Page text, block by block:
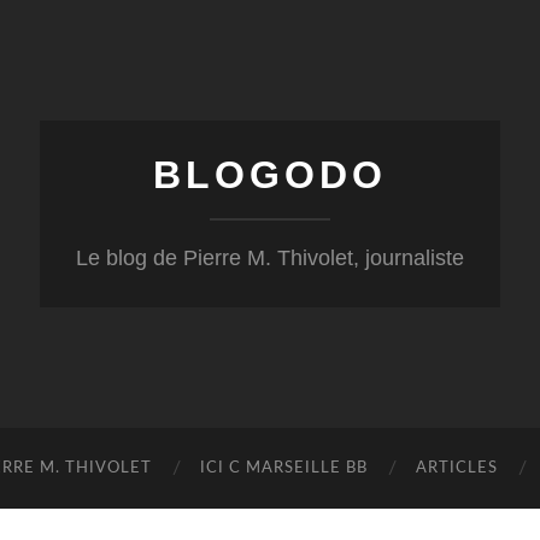
BLOGODO
Le blog de Pierre M. Thivolet, journaliste
M. THIVOLET ICI C MARSEILLE BB ARTICLES